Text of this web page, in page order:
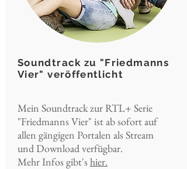
Soundtrack zu "Friedmanns
Vier" veröffentlicht
Mein Soundtrack zur RTL+ Serie
"Friedmanns Vier" ist ab sofort auf
allen gängigen Portalen als Stream
und Download verfügbar.
Mehr Infos gibt's hier.